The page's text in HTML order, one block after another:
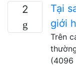
2
Tại
giới
Trên
(4096